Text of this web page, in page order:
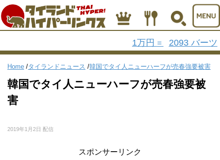
1万円 = 2093 バーツ
Home /タイランドニュース /韓国でタイ人ニューハーフが売春強要被害
韓国でタイ人ニューハーフが売春強要被
害
2019年1月2日 配信
スポンサーリンク